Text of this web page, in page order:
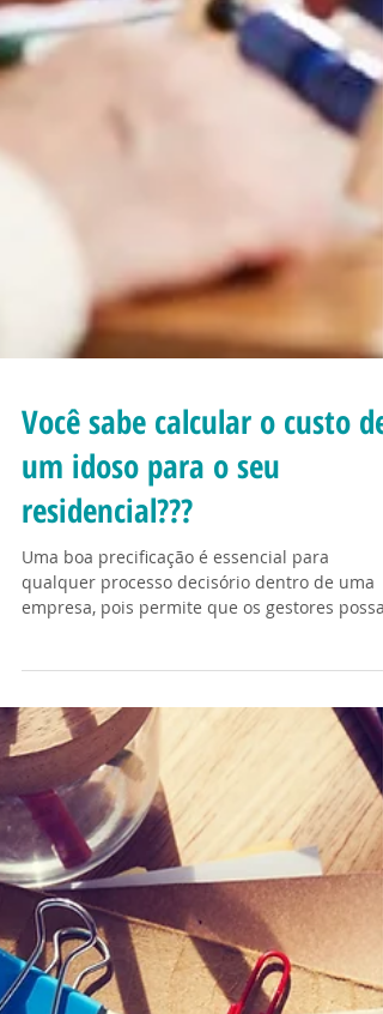
Você sabe calcular o custo de
um idoso para o seu
residencial???
Uma boa precificação é essencial para
qualquer processo decisório dentro de uma
empresa, pois permite que os gestores
priorizar os...